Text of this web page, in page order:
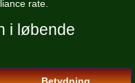
rate.
i løbende